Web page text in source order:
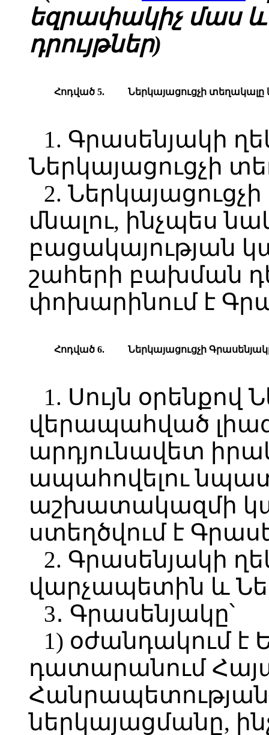
եզրափակիչ մաս և
դրույթներ)
Հոդված 5. Ներկայացուցչի տեղակալը
1. Գրասենյակի
Ներկայացուցչի
2.
մնալու, ինչպես
բացակայության
շահերի բախման
փոխարինում է
Հոդված 6. Ներկայացուցչի
1. Սույն օրենքով
վերապահված
արդյունավետ
ապահովելու
աշխատակազմի
ստեղծվում է
2. Գրասենյակի
վարչապետին և
3․ Գրասենյակը՝
1) օժանդակում
դատարանում
Հանրապետության
ներկայացմանը,